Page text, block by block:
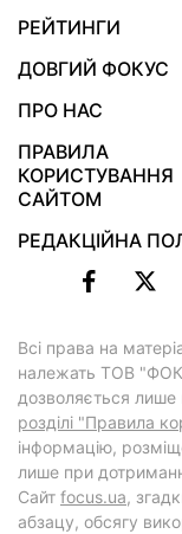
РЕЙТИНГИ
ДОВГИЙ ФОКУС
ПРО НАС
ПРАВИЛА
КОРИСТУВАННЯ
САЙТОМ
РЕДАКЦІЙНА
Всі права на
належать ТОВ
дозволяється лише
розділі "Правила
інформацію,
лише при
Cайт focus.ua,
абзацу, обсягу